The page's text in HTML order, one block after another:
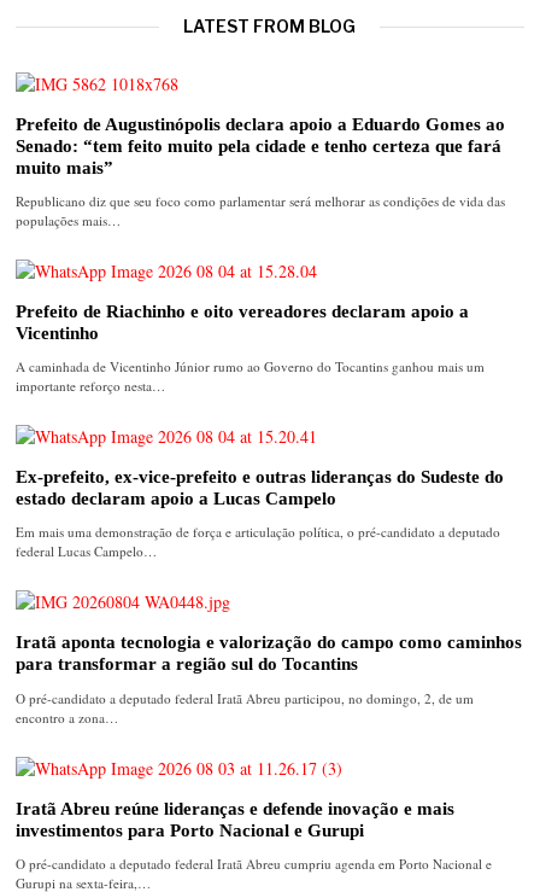
LATEST FROM BLOG
Prefeito de Augustinópolis declara apoio a Eduardo Gomes ao
Senado: “tem feito muito pela cidade e tenho certeza que fará
muito mais”
Republicano diz que seu foco como parlamentar será melhorar as condições de vida das
populações mais…
Prefeito de Riachinho e oito vereadores declaram apoio a
Vicentinho
A caminhada de Vicentinho Júnior rumo ao Governo do Tocantins ganhou mais um
importante reforço nesta…
Ex-prefeito, ex-vice-prefeito e outras lideranças do Sudeste do
estado declaram apoio a Lucas Campelo
Em mais uma demonstração de força e articulação política, o pré-candidato a deputado
federal Lucas Campelo…
Iratã aponta tecnologia e valorização do campo como caminhos
para transformar a região sul do Tocantins
O pré-candidato a deputado federal Iratã Abreu participou, no domingo, 2, de um
encontro a zona…
Iratã Abreu reúne lideranças e defende inovação e mais
investimentos para Porto Nacional e Gurupi
O pré-candidato a deputado federal Iratã Abreu cumpriu agenda em Porto Nacional e
Gurupi na sexta-feira,…